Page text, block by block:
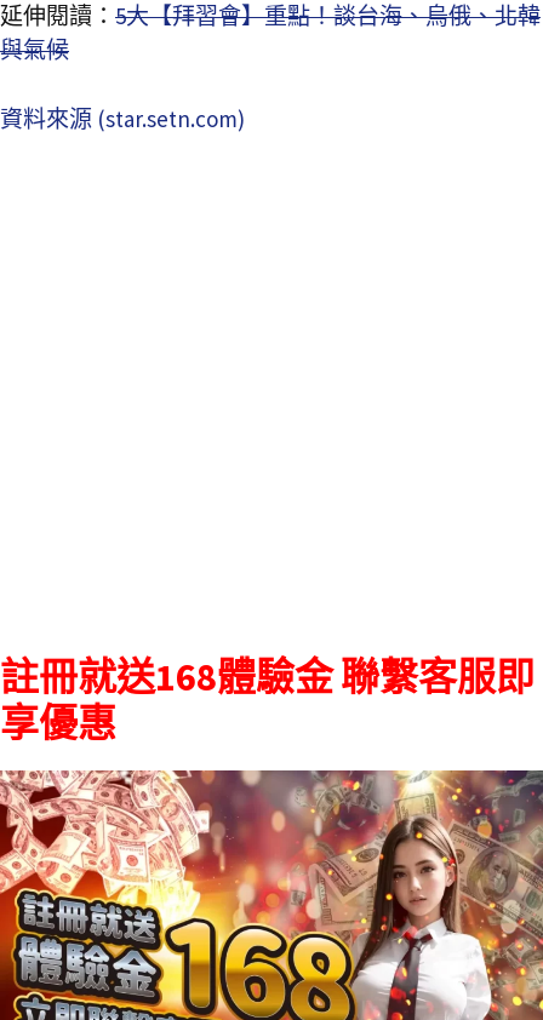
延伸閱讀： 5大【拜習會】重點！談台海、烏俄、北韓
與氣候
資料來源 (star.setn.com)
註冊就送168體驗金 聯繫客服即
享優惠